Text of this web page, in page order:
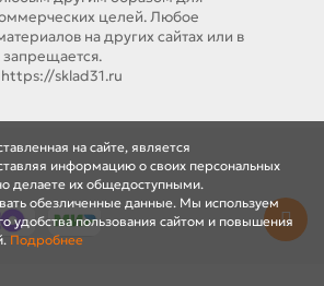
на сайте, является
информацию о своих персональных
делаете их общедоступными.
обезличенные данные. Мы используем
удобства пользования сайтом и повышения
Подробнее
целей. Любое
на других сайтах или в
sklad31.ru